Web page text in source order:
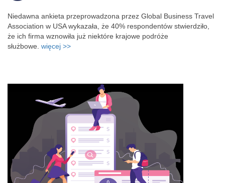
Niedawna ankieta przeprowadzona przez Global Business Travel
Association w USA wykazała, że 40% respondentów stwierdziło,
że ich firma wznowiła już niektóre krajowe podróże
służbowe. więcej >>